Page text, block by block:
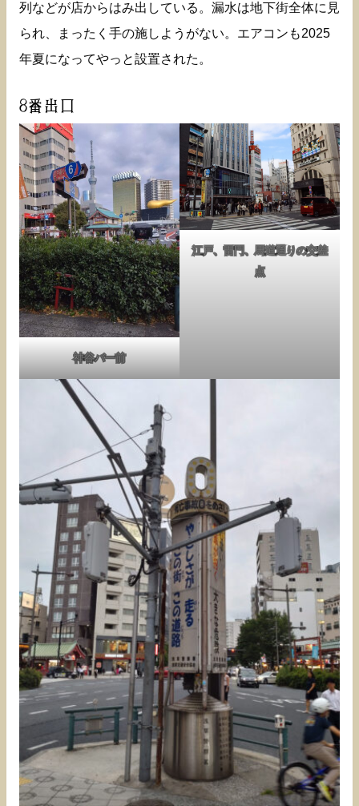
列などが店からはみ出している。漏水は地下街全体に見
られ、まったく手の施しようがない。エアコンも2025
年夏になってやっと設置された。
8番出口
神谷バー前
江戸、雷門、馬道通りの交差
点